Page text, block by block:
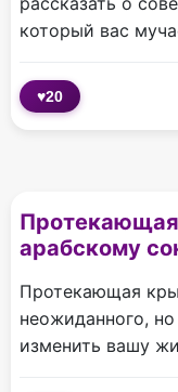
который вас
♥20
арабскому
Протекающая
неожиданного,
изменить вашу